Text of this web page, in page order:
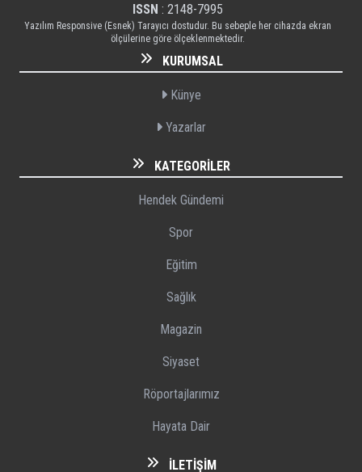
ISSN : 2148-7995
Yazılım Responsive (Esnek) Tarayıcı dostudur. Bu sebeple her cihazda ekran
ölçülerine göre ölçeklenmektedir.
KURUMSAL
Künye
Yazarlar
KATEGORILER
Hendek Gündemi
Spor
Eğitim
Sağlık
Magazin
Siyaset
Röportajlarımız
Hayata Dair
İLETIŞIM